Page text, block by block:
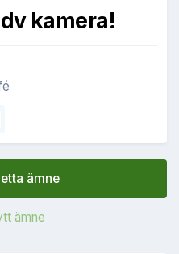
kamera!
ämne
ämne